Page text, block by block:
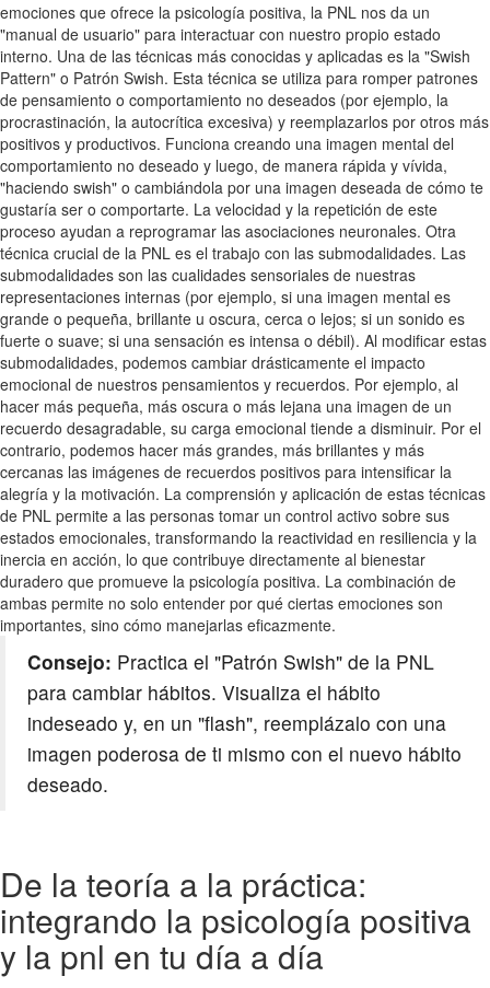
emociones que ofrece la psicología positiva, la PNL nos da un
"manual de usuario" para interactuar con nuestro propio estado
interno. Una de las técnicas más conocidas y aplicadas es la "Swish
Pattern" o Patrón Swish. Esta técnica se utiliza para romper patrones
de pensamiento o comportamiento no deseados (por ejemplo, la
procrastinación, la autocrítica excesiva) y reemplazarlos por otros más
positivos y productivos. Funciona creando una imagen mental del
comportamiento no deseado y luego, de manera rápida y vívida,
"haciendo swish" o cambiándola por una imagen deseada de cómo te
gustaría ser o comportarte. La velocidad y la repetición de este
proceso ayudan a reprogramar las asociaciones neuronales. Otra
técnica crucial de la PNL es el trabajo con las submodalidades. Las
submodalidades son las cualidades sensoriales de nuestras
representaciones internas (por ejemplo, si una imagen mental es
grande o pequeña, brillante u oscura, cerca o lejos; si un sonido es
fuerte o suave; si una sensación es intensa o débil). Al modificar estas
submodalidades, podemos cambiar drásticamente el impacto
emocional de nuestros pensamientos y recuerdos. Por ejemplo, al
hacer más pequeña, más oscura o más lejana una imagen de un
recuerdo desagradable, su carga emocional tiende a disminuir. Por el
contrario, podemos hacer más grandes, más brillantes y más
cercanas las imágenes de recuerdos positivos para intensificar la
alegría y la motivación. La comprensión y aplicación de estas técnicas
de PNL permite a las personas tomar un control activo sobre sus
estados emocionales, transformando la reactividad en resiliencia y la
inercia en acción, lo que contribuye directamente al bienestar
duradero que promueve la psicología positiva. La combinación de
ambas permite no solo entender por qué ciertas emociones son
importantes, sino cómo manejarlas eficazmente.
Consejo: Practica el "Patrón Swish" de la PNL
para cambiar hábitos. Visualiza el hábito
indeseado y, en un "flash", reemplázalo con una
imagen poderosa de ti mismo con el nuevo hábito
deseado.
De la teoría a la práctica:
integrando la psicología positiva
y la pnl en tu día a día